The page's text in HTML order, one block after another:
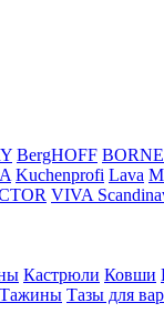
BergHOFF
Kuchenprofi Lava
VIVA
Кастрюли Ковши
Тажины Тазы для